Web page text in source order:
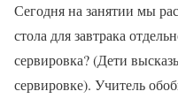
Сегодня на занятии мы
стола для завтрака
сервировка? (Дети
сервировке). Учитель